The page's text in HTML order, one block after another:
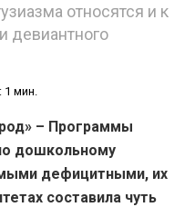
относятся и к
девиантного
мин.
– Программы
дошкольному
дефицитными, их
составила чуть